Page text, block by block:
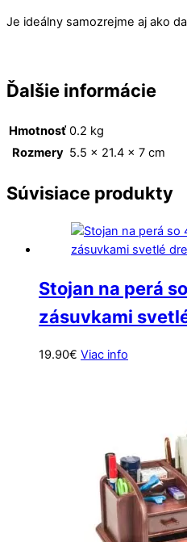
Je ideálny samozrejme aj ako
Ďalšie informácie
Hmotnosť 0.2 kg
Rozmery 5.5 × 21.4 × 7 cm
Súvisiace produkty
Stojan na perá
zásuvkami
19.90€ Viac info